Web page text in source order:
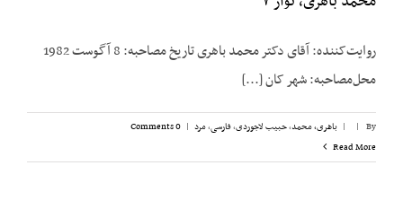
روایت‌کننده: آقای دکتر محمد باهری تاریخ مصاحبه: 8 آگوست 1982
محل‌مصاحبه: شهر کان [...]
By
|
| باهری، محمد,حبیب لاجوردی,فارسی,مرد |
0 Comments
Read More